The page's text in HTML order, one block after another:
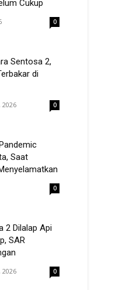
Cukup
0
Sentosa 2,
di
2026 0
Saat
0
2 Dilalap Api
SAR
2026 0